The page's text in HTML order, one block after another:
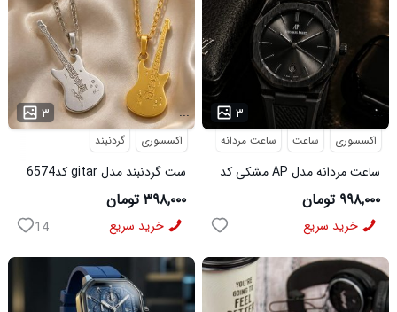
۳ ...
اکسسوری گردنبند
ست گردنبند مدل gitar کد6574
۳۹۸,۰۰۰ تومان
خرید سریع 14
۳ ...
اکسسوری ساعت ساعت مردانه
ساعت مردانه مدل AP مشکی کد
6546
۹۹۸,۰۰۰ تومان
خرید سریع